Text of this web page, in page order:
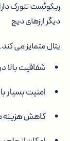
ریکوئست نتورک
دیگر ارزهای دیج
یتال متمایز می
شفافیت بالا
امنیت بسیار
کاهش هزینه